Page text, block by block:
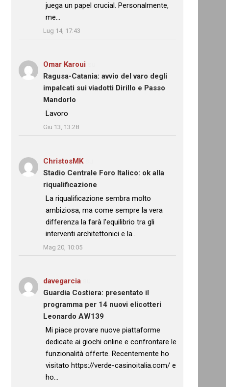
juega un papel crucial. Personalmente,
me…
Lug 14, 17:43
Omar Karoui
Ragusa-Catania: avvio del varo degli
impalcati sui viadotti Dirillo e Passo
Mandorlo
: “Lavoro
Giu 13, 13:28
ChristosMKsu
Stadio Centrale Foro Italico: ok alla
riqualificazione
: “La riqualificazione sembra molto
ambiziosa, ma come sempre la vera
differenza la farà l’equilibrio tra gli
interventi architettonici e la…
Mag 20, 10:05
davegarcia
Guardia Costiera: presentato il
programma per 14 nuovi elicotteri
Leonardo AW139
: “
Mi piace provare nuove piattaforme
dedicate ai giochi online e confrontare le
funzionalità offerte. Recentemente ho
visitato https://verde-casinoitalia.com/ e
ho…